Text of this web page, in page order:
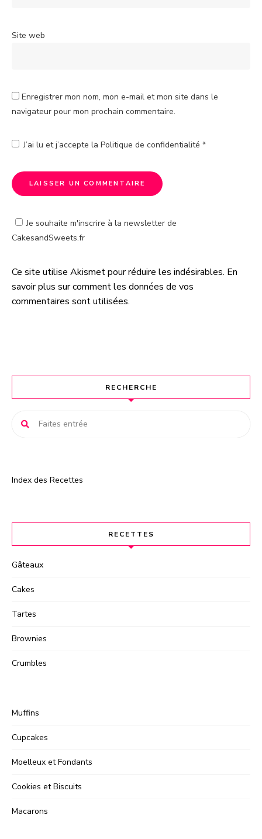
Site web
Enregistrer mon nom, mon e-mail et mon site dans le
navigateur pour mon prochain commentaire.
J’ai lu et j’accepte la Politique de confidentialité *
Je souhaite m'inscrire à la newsletter de
CakesandSweets.fr
A
l
t
t
Ce site utilise Akismet pour réduire les indésirables. En
savoir plus sur comment les données de vos
commentaires sont utilisées.
RECHERCHE
Index des Recettes
RECETTES
Gâteaux
Cakes
Tartes
Brownies
Crumbles
Muffins
Cupcakes
Moelleux et Fondants
Cookies et Biscuits
Macarons